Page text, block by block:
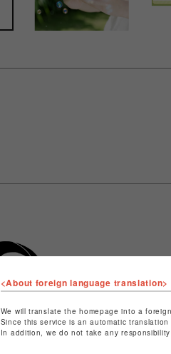
店舗名
特定商
ショッ
<About foreign language translation>
We will translate the homepage into a
Since this service is an automatic
In addition, we do not take any